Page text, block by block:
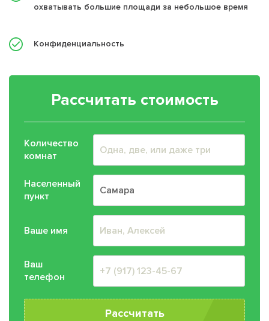
охватывать большие площади за небольшое время
Конфиденциальность
Рассчитать стоимость
Количество
комнат
Населенный
пункт
Ваше имя
Ваш
телефон
Рассчитать